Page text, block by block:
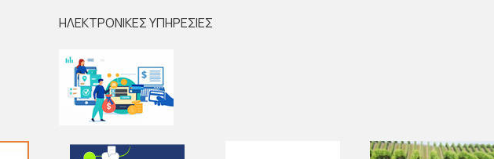
ΗΛΕΚΤΡΟΝΙΚΕΣ ΥΠΗΡΕΣΙΕΣ